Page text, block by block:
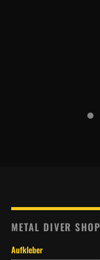
METAL DIVER SHOP
Aufkleber